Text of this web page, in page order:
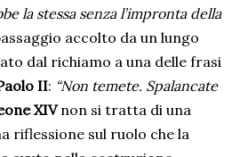
la stessa senza l’impronta della
accolto da un lungo
dal richiamo a una delle frasi
II: “Non temete. Spalancate
XIVnon si tratta di una
riflessione sul ruolo che la